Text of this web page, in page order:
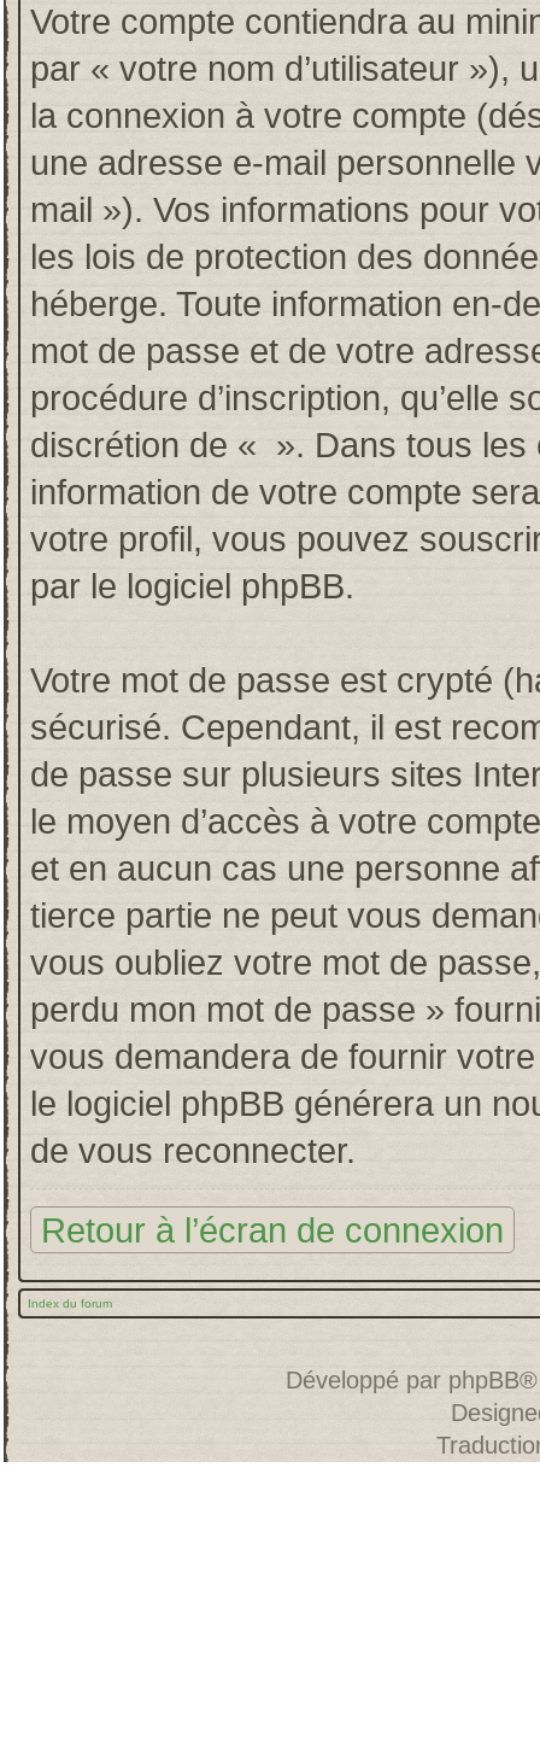
Votre compte contiendra au
par « votre nom d’utilisateur »),
la connexion à votre compte
une adresse e-mail personnelle
mail »). Vos informations pour
les lois de protection des
héberge. Toute information en-
mot de passe et de votre
procédure d’inscription, qu’elle
discrétion de « ». Dans tous
information de votre compte
votre profil, vous pouvez
par le logiciel phpBB.
Votre mot de passe est crypté
sécurisé. Cependant, il est
de passe sur plusieurs sites
le moyen d’accès à votre
et en aucun cas une personne
tierce partie ne peut vous
vous oubliez votre mot de
perdu mon mot de passe »
vous demandera de fournir
le logiciel phpBB générera un
de vous reconnecter.
Retour à l’écran de connexion
Index du forum
Développé par phpBB®